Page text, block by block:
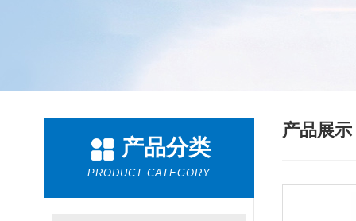
产品分类
PRODUCT CATEGORY
产品展示